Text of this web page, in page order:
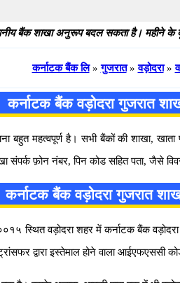
बैंक शाखा अनुरूप बदल सकता है। महीने के
कर्नाटक बैंक लि » गुजरात » वड़ोदरा »
कर्नाटक बैंक वड़ोदरा गुजरात
बहुत महत्वपूर्ण है। सभी बैंकों की शाखा,
फ़ोन नंबर, पिन कोड सहित पता, जैसे
कर्नाटक बैंक वड़ोदरा गुजरात
स्थित वड़ोदरा शहर में कर्नाटक बैंक
द्वारा इस्तेमाल होने वाला आईएफएससी